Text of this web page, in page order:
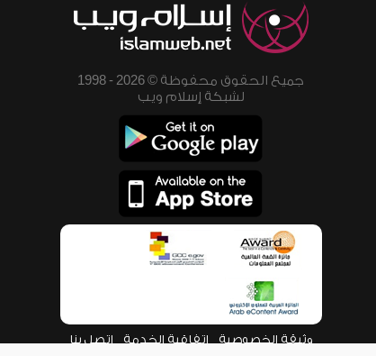
جميع الحقوق محفوظة © 2026 - 1998
لشبكة إسلام ويب
وثيقة الخصوصية اتفاقية الخدمة اتصل بنا